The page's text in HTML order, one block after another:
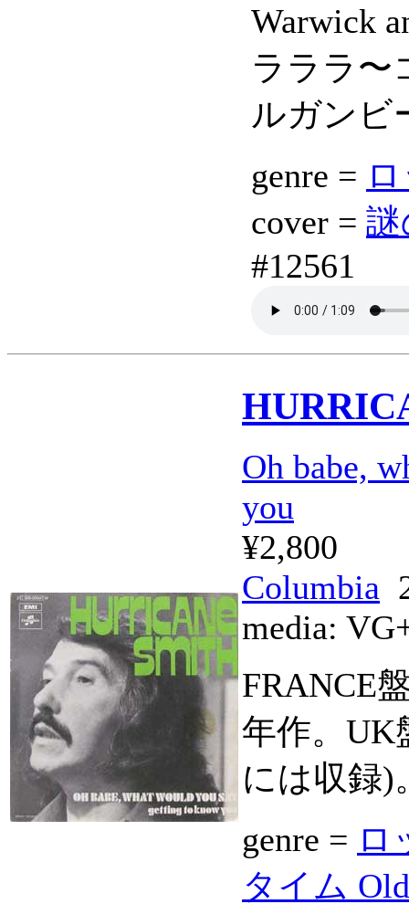
Warwick
ラララ〜
ルガンビ
genre =
cover = 謎
#12561
Oh babe,
you
¥2,800
Columbia
media:
FRANCE
年作。UK
には収録)
genre = ロ
タイム